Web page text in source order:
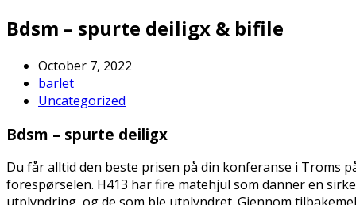
Bdsm – spurte deiligx & bifile
October 7, 2022
barlet
Uncategorized
Bdsm – spurte deiligx
Du får alltid den beste prisen på din konferanse i Troms
forespørselen. H413 har fire matehjul som danner en